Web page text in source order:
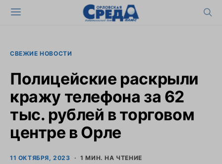
СВЕЖИЕ НОВОСТИ
Полицейские раскрыли
кражу телефона за 62
тыс. рублей в торговом
центре в Орле
11 ОКТЯБРЯ, 2023 1 МИН. НА ЧТЕНИЕ